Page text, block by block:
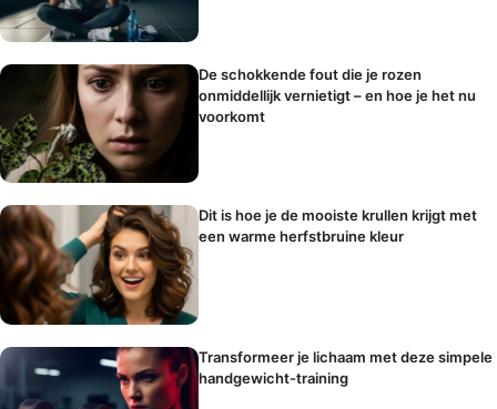
De schokkende fout die je rozen
onmiddellijk vernietigt – en hoe je het nu
voorkomt
Dit is hoe je de mooiste krullen krijgt met
een warme herfstbruine kleur
Transformeer je lichaam met deze simpele
handgewicht-training